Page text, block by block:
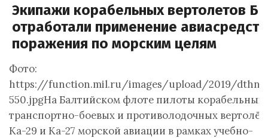
Экипажи корабельных вертолетов
отработали применение авиасредств
поражения по морским целям
Фото:
https://function.mil.ru/images/upload/2019/
550.jpgНа Балтийском флоте пилоты корабельных
транспортно-боевых и противолодочных
Ка-29 и Ка-27 морской авиации в рамках учебно-